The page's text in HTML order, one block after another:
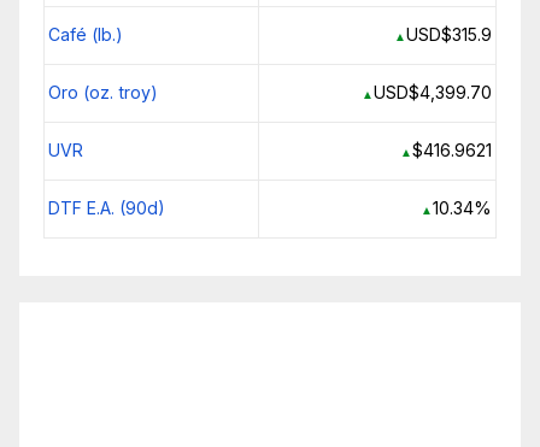
Café (lb.) ▲USD$315.9
Oro (oz. troy) ▲USD$4,399.70
UVR ▲$416.9621
DTF E.A. (90d) ▲10.34%